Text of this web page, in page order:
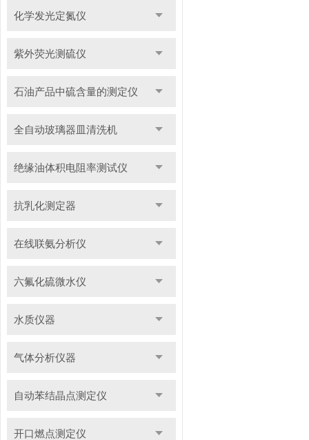
化学发光定氮仪
紫外荧光测硫仪
石油产品中硫含量的测定仪
全自动玻璃器皿清洗机
绝缘油体积电阻率测试仪
抗乳化测定器
在线联氨分析仪
六氟化硫微水仪
水质仪器
气体分析仪器
自动苯结晶点测定仪
开口燃点测定仪